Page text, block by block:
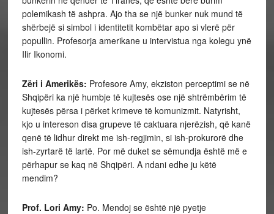
polemikash të ashpra. Ajo tha se një bunker nuk mund të
shërbejë si simbol i identitetit kombëtar apo si vlerë për
popullin. Profesorja amerikane u intervistua nga kolegu ynë
Ilir Ikonomi.
Zëri i Amerikës: Profesore Amy, ekziston perceptimi se në
Shqipëri ka një humbje të kujtesës ose një shtrëmbërim të
kujtesës përsa i përket krimeve të komunizmit. Natyrisht,
kjo u intereson disa grupeve të caktuara njerëzish, që kanë
qenë të lidhur direkt me ish-regjimin, si ish-prokurorë dhe
ish-zyrtarë të lartë. Por më duket se sëmundja është më e
përhapur se kaq në Shqipëri. A ndani edhe ju këtë
mendim?
Prof. Lori Amy: Po. Mendoj se është një pyetje